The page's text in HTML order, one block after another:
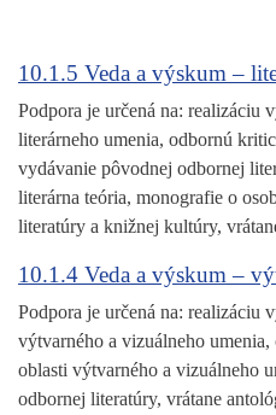
10.1.5 Veda a výskum –
Podpora je určená na: realizáciu
literárneho umenia, odbornú
vydávanie pôvodnej odbornej
literárna teória, monografie o
literatúry a knižnej kultúry,
10.1.4 Veda a výskum –
Podpora je určená na: realizáciu
výtvarného a vizuálneho
oblasti výtvarného a vizuálneho
odbornej literatúry, vrátane